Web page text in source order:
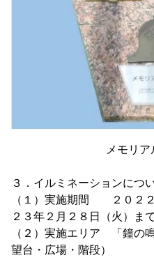
メモリア
３．イルミネーションにつ
（１）実施期間 ２０２２
２３年２月２８日（火）ま
（２）実施エリア 「鐘の
望台・広場・階段）